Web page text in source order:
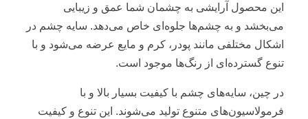
این محصول آرایشی به چشمان شما عمق و زیبایی
می‌بخشد و به چشم‌ها جلوه‌ای خاص می‌دهد. سایه چشم در
اشکال مختلفی مانند پودر، کرم و مایع عرضه می‌شود و با
تنوع گسترده‌ای از رنگ‌ها موجود است.
در چین، سایه‌های چشم با کیفیت بسیار بالا و با
فرمولاسیون‌های متنوع تولید می‌شوند. این تنوع و کیفیت